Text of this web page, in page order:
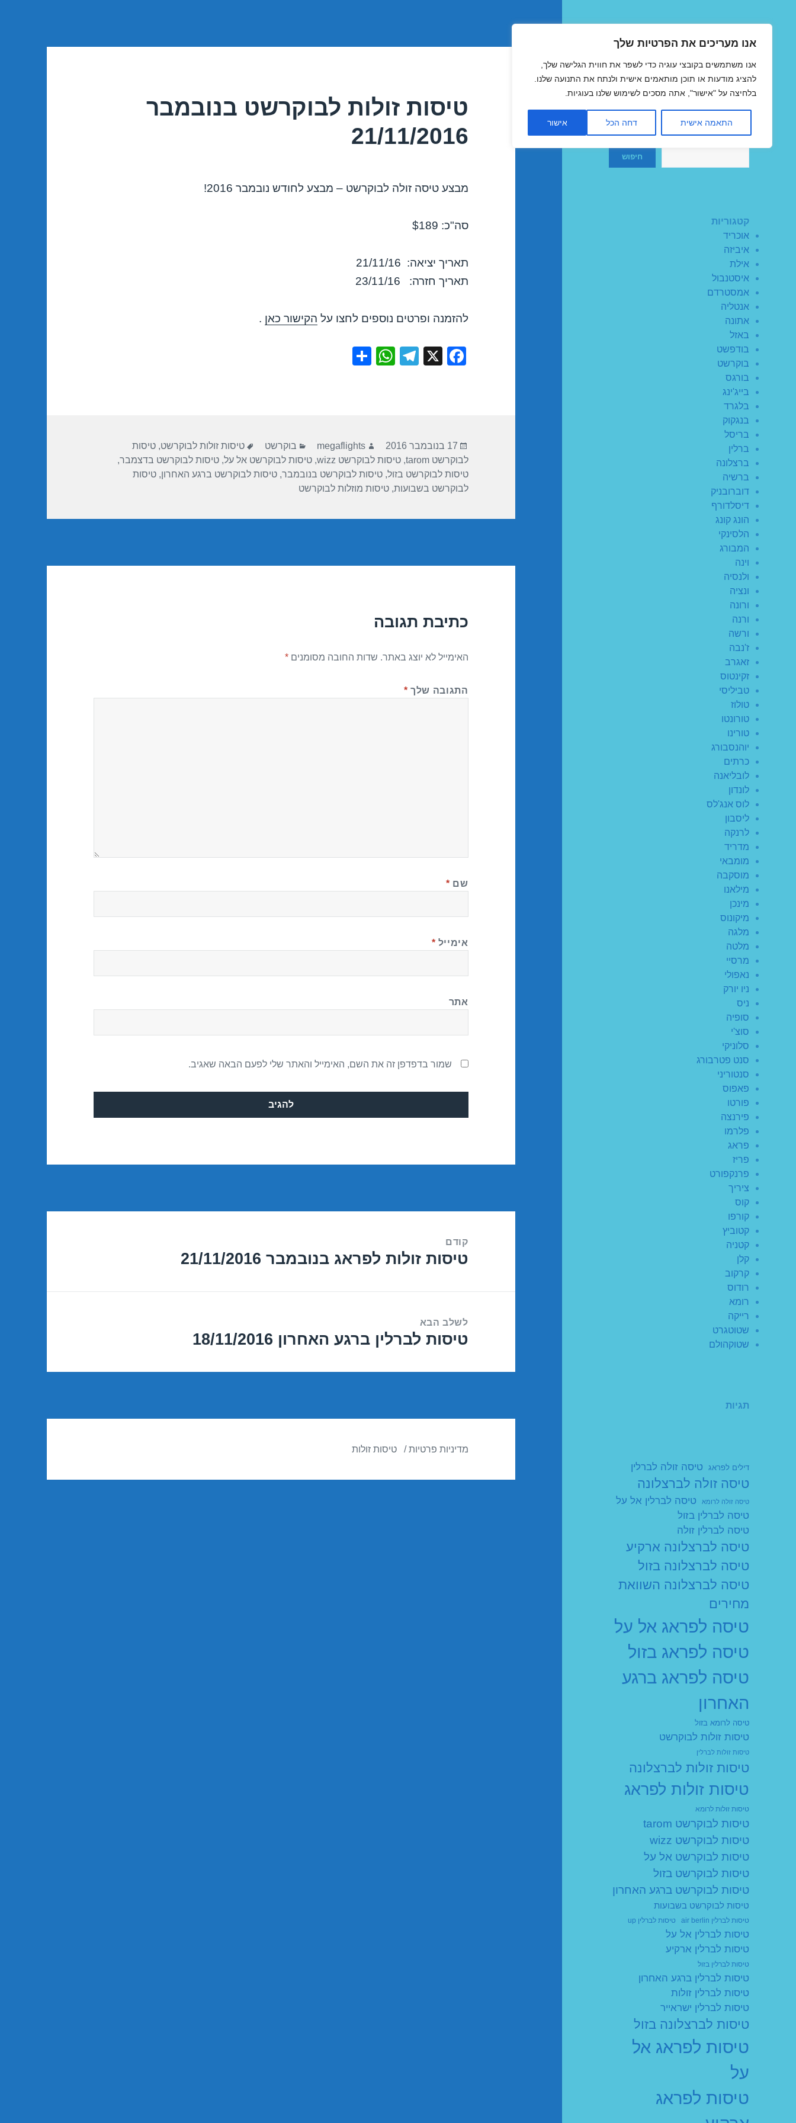
אנו מעריכים את הפרטיות שלך
אנו משתמשים בקובצי עוגיה כדי לשפר את חווית הגלישה שלך,
להציג מודעות או תוכן מותאמים אישית ולנתח את התנועה שלנו.
בלחיצה על "אישור", אתה מסכים לשימוש שלנו בעוגיות.
התאמה אישית דחה הכל אישור
MegaFlights טיסות מוזלות
חיפוש
חיפוש
קטגוריות
אוכריד
איביזה
אילת
איסטנבול
אמסטרדם
אנטליה
אתונה
באזל
בודפשט
בוקרשט
בורגס
בייג'ינג
בלגרד
בנגקוק
בריסל
ברלין
ברצלונה
ברשיה
דוברובניק
דיסלדורף
הונג קונג
הלסינקי
המבורג
וינה
ולנסיה
ונציה
ורונה
ורנה
ורשה
ז'נבה
זאגרב
זקינטוס
טביליסי
טולוז
טורונטו
טורינו
יוהנסבורג
כרתים
לובליאנה
לונדון
לוס אנג'לס
ליסבון
לרנקה
מדריד
מומבאי
מוסקבה
מילאנו
מינכן
מיקונוס
מלגה
מלטה
מרסיי
נאפולי
ניו יורק
ניס
סופיה
סוצ'י
סלוניקי
סנט פטרבורג
סנטוריני
פאפוס
פורטו
פירנצה
פלרמו
פראג
פריז
פרנקפורט
ציריך
קוס
קורפו
קטוביץ
קטניה
קלן
קרקוב
רודוס
רומא
רייקה
שטוטגרט
שטוקהולם
תגיות
דילים לפראג טיסה זולה לברלין
טיסה זולה לברצלונה
טיסה זולה לרומא
טיסה לברלין אל על
טיסה לברלין בזול
טיסה לברלין זולה
טיסה לברצלונה ארקיע
טיסה לברצלונה בזול
טיסה לברצלונה השוואת
מחירים
טיסה לפראג אל על
טיסה לפראג בזול
טיסה לפראג ברגע
האחרון
טיסה לרומא בזול
טיסות זולות לבוקרשט
טיסות זולות לברלין
טיסות זולות לברצלונה
טיסות זולות לפראג
טיסות זולות לרומא
טיסות לבוקרשט tarom
טיסות לבוקרשט wizz
טיסות לבוקרשט אל על
טיסות לבוקרשט בזול
טיסות לבוקרשט ברגע האחרון
טיסות לבוקרשט בשבועות
טיסות לברלין air berlin טיסות לברלין up
טיסות לברלין אל על
טיסות לברלין ארקיע
טיסות לברלין בזול
טיסות לברלין ברגע האחרון
טיסות לברלין זולות
טיסות לברלין ישראייר
טיסות לברצלונה בזול
טיסות לפראג אל
על
טיסות לפראג
טיסות זולות לבוקרשט בנובמבר
21/11/2016
מבצע טיסה זולה לבוקרשט – מבצע לחודש נובמבר 2016!
סה"כ: $189
תאריך יציאה: 21/11/16
תאריך חזרה: 23/11/16
להזמנה ופרטים נוספים לחצו על הקישור כאן .
F
o
o
k
X
T
m
W
p
p
פורסם
בתאריך
17 בנובמבר 2016 מחבר
megaflights קטגוריות
בוקרשט תגיות
טיסות זולות לבוקרשט,טיסות
לבוקרשט tarom
,טיסות לבוקרשט wizz ,טיסות לבוקרשט אל על,טיסות לבוקרשט בדצמבר,
טיסות לבוקרשט בזול,טיסות לבוקרשט בנובמבר,טיסות לבוקרשט ברגע האחרון,טיסות
לבוקרשט בשבועות,טיסות מוזלות לבוקרשט
כתיבת תגובה
האימייל לא יוצג באתר. שדות החובה מסומנים*
התגובה שלך *
שם *
אימייל *
אתר
שמור בדפדפן זה את השם, האימייל והאתר שלי לפעם הבאה שאגיב.
קודם
הפוסט
טיסות זולות לפראג בנובמבר 21/11/2016
לשלב הבא
הפוסט
טיסות לברלין ברגע האחרון 18/11/2016
מדיניות פרטיות טיסות זולות